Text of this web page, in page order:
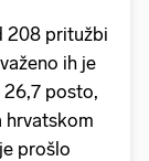
208 pritužbi
ih je
posto,
hrvatskom
prošlo